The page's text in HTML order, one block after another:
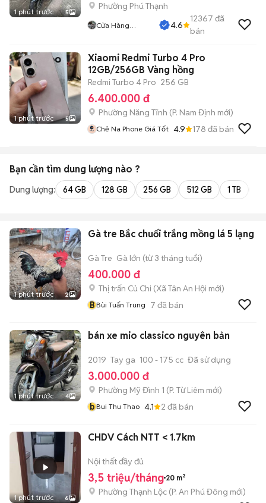
1 phút trước 5
Phường Phú Thạnh
Cửa Hàng
4.6
12367 đã
bán
1 phút trước 5
Xiaomi Redmi Turbo 4 Pro
12GB/256GB Vàng hồng
Redmi Turbo 4 Pro 256 GB
6.400.000 đ
Phường Năng Tĩnh (P. Nam Định mới)
Chẻ Na Phone Giá Tốt 4.9 178 đã bán
Bạn cần tìm dung lượng nào ?
Dung lượng: 64 GB 128 GB 256 GB 512 GB 1 TB
1 phút trước 2
Gà tre Bắc chuối trắng mồng lá 5 lạng
Gà Tre Gà lớn (từ 3 tháng tuổi)
400.000 đ
Thị trấn Củ Chi (Xã Tân An Hội mới)
BBùi Tuấn Trung 7 đã bán
1 phút trước 4
bán xe mio classico nguyên bản
2019 Tay ga 100 - 175 cc Đã sử dụng
3.000.000 đ
Phường Mỹ Đình 1 (P. Từ Liêm mới)
bBui Thu Thao 4.1 2 đã bán
1 phút trước 6
CHDV Cách NTT < 1.7km
Nội thất đầy đủ
3,5 triệu/tháng 20 m²
Phường Thạnh Lộc (P. An Phú Đông mới)